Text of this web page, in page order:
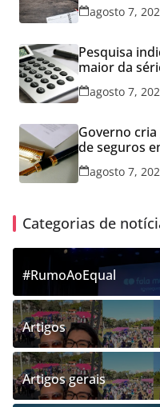
agosto 7,
Pesquisa
maior da
agosto 7,
Governo
de seguros
agosto 7,
Categorias de
#RumoAoEqual
Artigos
Artigos gerais